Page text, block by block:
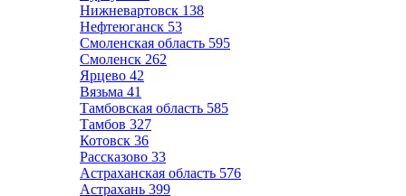
Нижневартовск 138
Нефтеюганск 53
Смоленская область 595
Смоленск 262
Ярцево 42
Вязьма 41
Тамбовская область 585
Тамбов 327
Котовск 36
Рассказово 33
Астраханская область 576
Астрахань 399